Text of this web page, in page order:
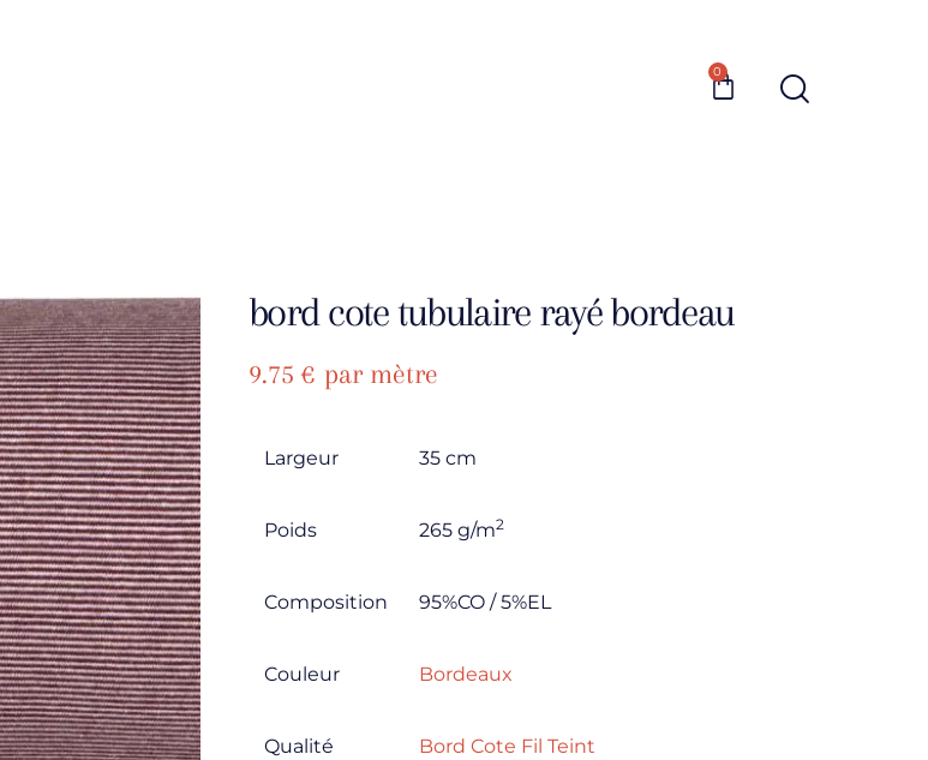
0
bord cote tubulaire rayé bordeau
9.75€ par mètre
Largeur 35 cm
Poids 265 g/m2
Composition 95%CO / 5%EL
Couleur Bordeaux
Qualité Bord Cote Fil Teint